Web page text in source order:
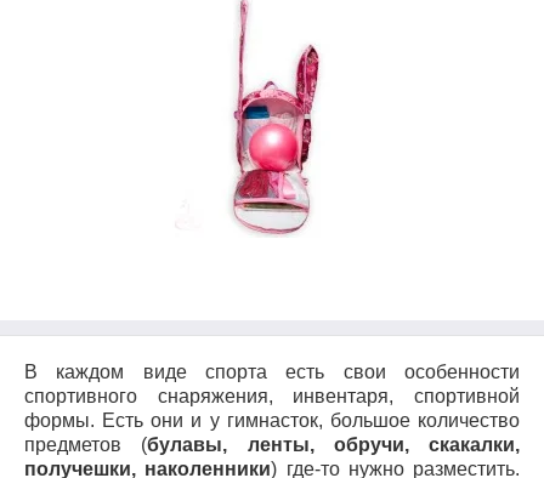
В каждом виде спорта есть свои особенности
спортивного снаряжения, инвентаря, спортивной
формы. Есть они и у гимнасток, большое количество
предметов (булавы, ленты, обручи, скакалки,
получешки, наколенники) где-то нужно разместить.